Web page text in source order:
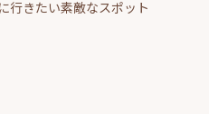
行きたい素敵なスポット